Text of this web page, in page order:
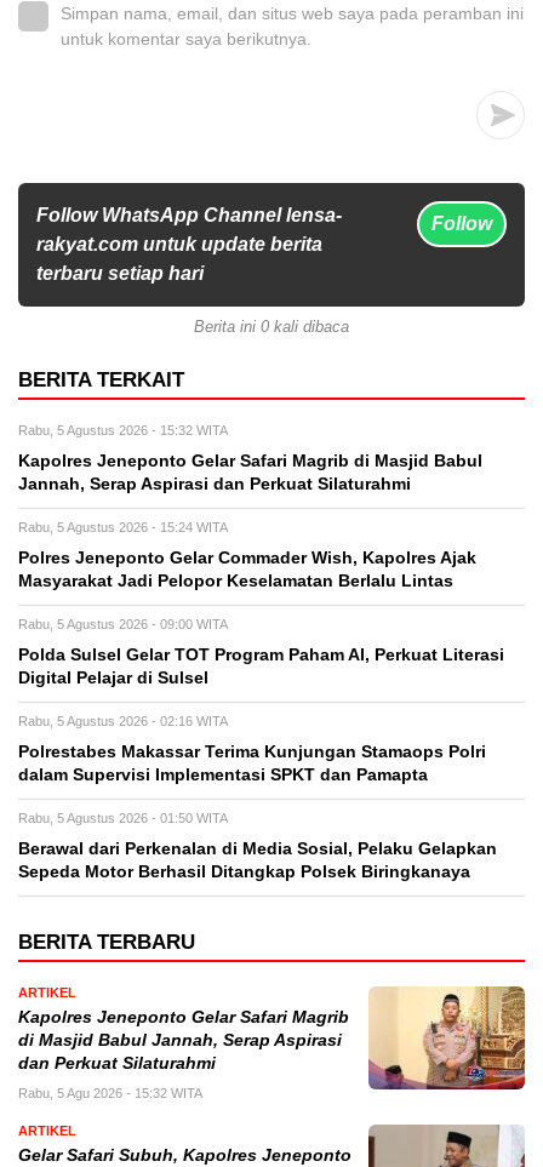
Simpan nama, email, dan situs web saya pada peramban ini
untuk komentar saya berikutnya.
Follow WhatsApp Channel lensa-
rakyat.com untuk update berita
terbaru setiap hari
Follow
Berita ini 0 kali dibaca
BERITA TERKAIT
Rabu, 5 Agustus 2026 - 15:32 WITA
Kapolres Jeneponto Gelar Safari Magrib di Masjid Babul
Jannah, Serap Aspirasi dan Perkuat Silaturahmi
Rabu, 5 Agustus 2026 - 15:24 WITA
Polres Jeneponto Gelar Commader Wish, Kapolres Ajak
Masyarakat Jadi Pelopor Keselamatan Berlalu Lintas
Rabu, 5 Agustus 2026 - 09:00 WITA
Polda Sulsel Gelar TOT Program Paham AI, Perkuat Literasi
Digital Pelajar di Sulsel
Rabu, 5 Agustus 2026 - 02:16 WITA
Polrestabes Makassar Terima Kunjungan Stamaops Polri
dalam Supervisi Implementasi SPKT dan Pamapta
Rabu, 5 Agustus 2026 - 01:50 WITA
Berawal dari Perkenalan di Media Sosial, Pelaku Gelapkan
Sepeda Motor Berhasil Ditangkap Polsek Biringkanaya
BERITA TERBARU
ARTIKEL
Kapolres Jeneponto Gelar Safari Magrib
di Masjid Babul Jannah, Serap Aspirasi
dan Perkuat Silaturahmi
Rabu, 5 Agu 2026 - 15:32 WITA
ARTIKEL
Gelar Safari Subuh, Kapolres Jeneponto